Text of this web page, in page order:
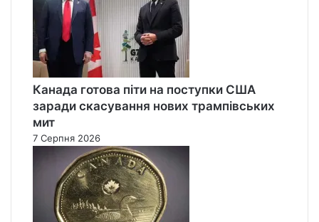
Канада готова піти на поступки США
заради скасування нових трампівських
мит
7 Серпня 2026